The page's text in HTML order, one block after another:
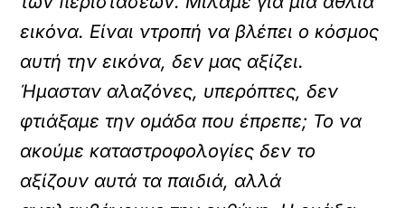
εικόνα. Είναι ντροπή να βλέπει ο κόσμος
αυτή την εικόνα, δεν μας αξίζει.
Ήμασταν αλαζόνες, υπερόπτες, δεν
φτιάξαμε την ομάδα που έπρεπε; Το να
ακούμε καταστροφολογίες δεν το
αξίζουν αυτά τα παιδιά, αλλά